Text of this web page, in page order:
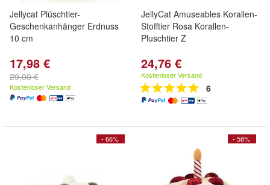
Jellycat Plüschtier-
Geschenkanhänger Erdnuss
10 cm
17,98 €
29,00 €
Kostenloser Versand
JellyCat Amuseables Korallen-
Stofftier Rosa Korallen-
Pluschtier Z
24,76 €
Kostenloser Versand
6
- 66% - 58%